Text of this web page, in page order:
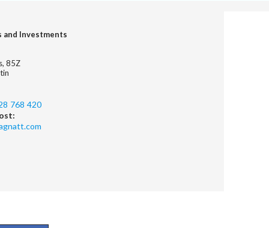
and Investments
85Z
768 420